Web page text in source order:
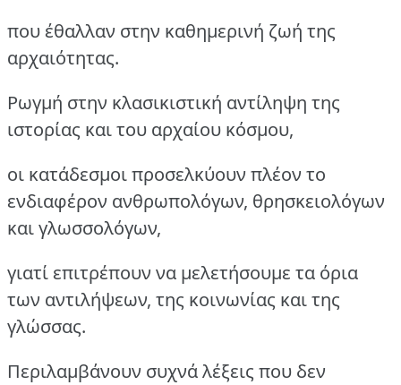
που έθαλλαν στην καθημερινή ζωή της
αρχαιότητας.
Ρωγμή στην κλασικιστική αντίληψη της
ιστορίας και του αρχαίου κόσμου,
οι κατάδεσμοι προσελκύουν πλέον το
ενδιαφέρον ανθρωπολόγων, θρησκειολόγων
και γλωσσολόγων,
γιατί επιτρέπουν να μελετήσουμε τα όρια
των αντιλήψεων, της κοινωνίας και της
γλώσσας.
Περιλαμβάνουν συχνά λέξεις που δεν